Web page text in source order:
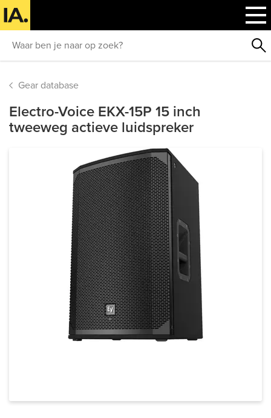
Gear database
Electro-Voice EKX-15P 15 inch
tweeweg actieve luidspreker